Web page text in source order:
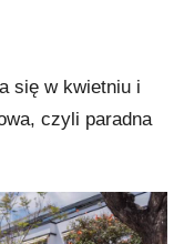
się w kwietniu i
czyli paradna